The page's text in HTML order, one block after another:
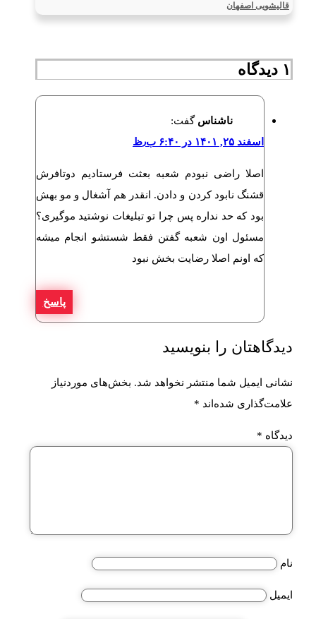
قالیشویی اصفهان
۱ دیدگاه
ناشناس گفت:
اسفند ۲۵, ۱۴۰۱ در ۶:۴۰ ب٫ظ
اصلا راضی نبودم شعبه بعثت فرستادیم دوتافرش
قشنگ نابود کردن و دادن. انقدر هم آشغال و مو بهش
بود که حد نداره پس چرا تو تبلیغات نوشتید موگیری؟
مسئول اون شعبه گفتن فقط شستشو انجام میشه
که اونم اصلا رضایت بخش نبود
پاسخ
دیدگاهتان را بنویسید
نشانی ایمیل شما منتشر نخواهد شد. بخش‌های موردنیاز
علامت‌گذاری شده‌اند *
دیدگاه *
نام
ایمیل